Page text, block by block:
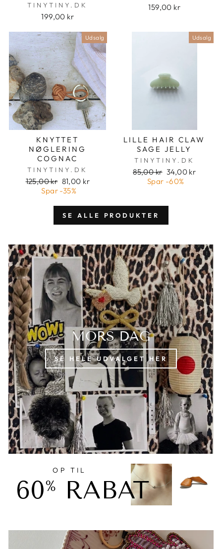
TINYTINY.DK
199,00 kr
159,00 kr
Udsalg
KNYTTET
NØGLERING
COGNAC
TINYTINY.DK
Pris
125,00 kr Udsalgspris
81,00 kr
Spar -35%
Udsalg
LILLE HAIR CLAW
SAGE JELLY
TINYTINY.DK
Pris
85,00 kr Udsalgspris
34,00 kr
Spar -60%
SE ALLE PRODUKTER
MORS DAG
SE HELE UDVALGET HER
OP TIL
60% RABAT